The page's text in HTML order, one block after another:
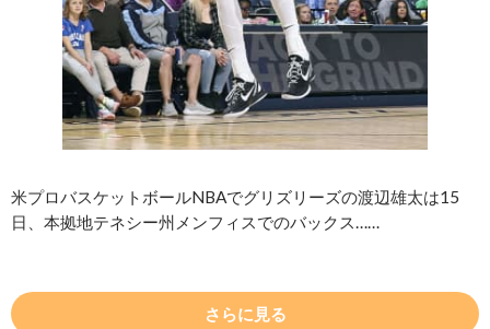
米プロバスケットボールNBAでグリズリーズの渡辺雄太は15
日、本拠地テネシー州メンフィスでのバックス……
さらに見る